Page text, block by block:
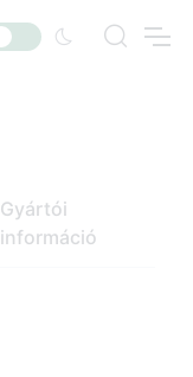
Gyártói
információ